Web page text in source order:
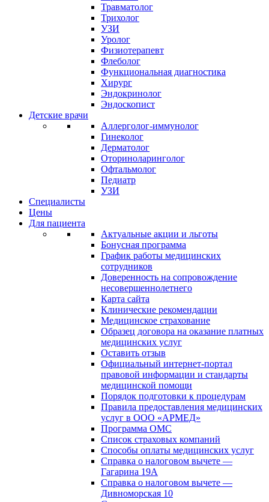
Травматолог
Трихолог
УЗИ
Уролог
Физиотерапевт
Флеболог
Функциональная диагностика
Хирург
Эндокринолог
Эндоскопист
Детские врачи
Аллерголог-иммунолог
Гинеколог
Дерматолог
Оториноларинголог
Офтальмолог
Педиатр
УЗИ
Специалисты
Цены
Для пациента
Актуальные акции и льготы
Бонусная программа
График работы медицинских
сотрудников
Доверенность на сопровождение
несовершеннолетнего
Карта сайта
Клинические рекомендации
Медицинское страхование
Образец договора на оказание платных
медицинских услуг
Оставить отзыв
Официальный интернет-портал
правовой информации и стандарты
медицинской помощи
Порядок подготовки к процедурам
Правила предоставления медицинских
услуг в ООО «АРМЕД»
Программа ОМС
Список страховых компаний
Способы оплаты медицинских услуг
Справка о налоговом вычете —
Гагарина 19А
Справка о налоговом вычете —
Дивноморская 10